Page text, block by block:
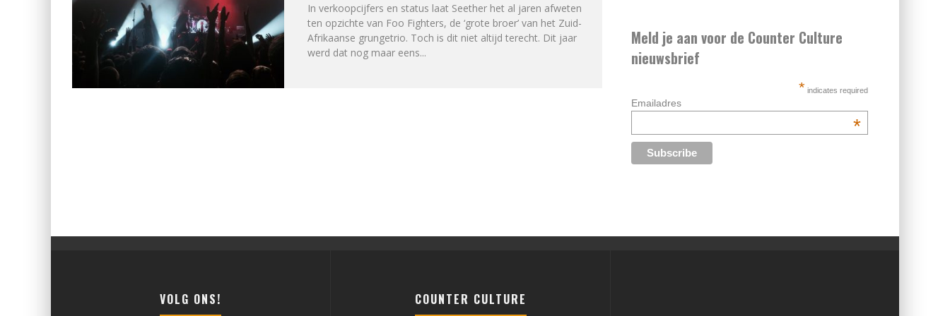
In verkoopcijfers en status laat Seether het al jaren afweten
ten opzichte van Foo Fighters, de ‘grote broer’ van het Zuid-
Afrikaanse grungetrio. Toch is dit niet altijd terecht. Dit jaar
werd dat nog maar eens...
Meld je aan voor de Counter Culture
nieuwsbrief
* indicates required
Emailadres
*
VOLG ONS! COUNTER CULTURE